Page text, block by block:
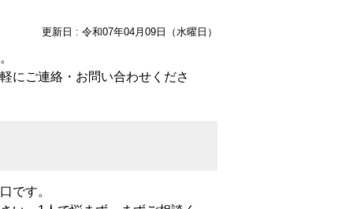
更新日 : 令和07年04月09日（水曜日）
にご連絡・お問い合わせくださ
です。